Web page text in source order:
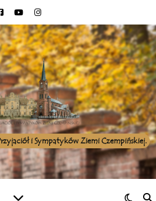
i Sympatyków Ziemi Czempińskiej.